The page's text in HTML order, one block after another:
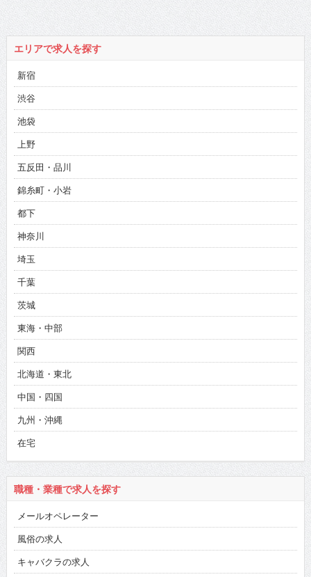
エリアで求人を探す
新宿
渋谷
池袋
上野
五反田・品川
錦糸町・小岩
都下
神奈川
埼玉
千葉
茨城
東海・中部
関西
北海道・東北
中国・四国
九州・沖縄
在宅
職種・業種で求人を探す
メールオペレーター
風俗の求人
キャバクラの求人